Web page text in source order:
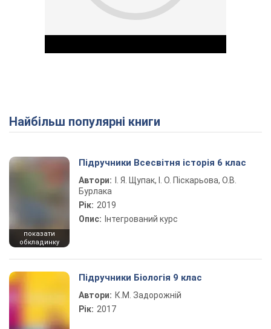
Play Video
Найбільш популярні книги
показати
обкладинку
Підручники Всесвітня історія 6 клас
Автори:
І. Я. Щупак, І. О. Піскарьова, О.В.
Бурлака
Рік: 2019
Опис: Інтегрований курс
Підручники Біологія 9 клас
Автори: К.М. Задорожній
Рік: 2017